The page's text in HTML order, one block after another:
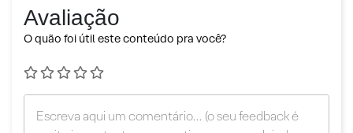
Avaliação
O quão foi útil este conteúdo pra você?